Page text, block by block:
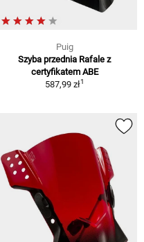
Puig
Szyba przednia Rafale z
certyfikatem ABE
587,99 zł1